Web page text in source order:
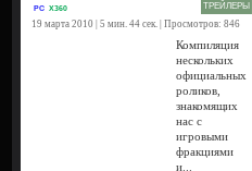
PC X360 ТРЕЙЛЕРЫ
19 марта 2010 | 5 мин. 44 сек. | Просмотров: 846
Компиляция
нескольких
официальных
роликов,
знакомящих
нас с
игровыми
фракциями
и...